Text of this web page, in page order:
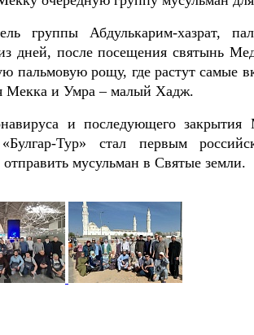
группы Абдулькарим-хазрат,
после посещения святынь
пальмовую рощу, где растут самые
Мекка и Умра – малый Хадж.
и последующего
Тур» стал первым
мусульман в Святые земли.